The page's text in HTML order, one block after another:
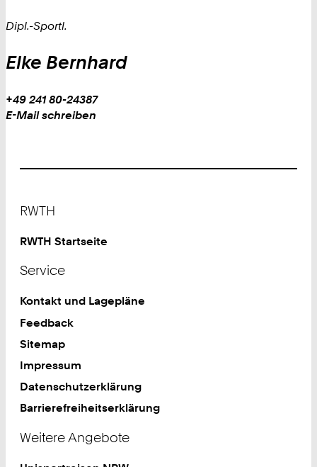
Dipl.-Sportl.
Elke Bernhard
Work
Telefon:
+
+49 241 80-24387
Work
E-Mail schreiben
RWTH
RWTH Startseite
Service
Kontakt und Lagepläne
Feedback
Sitemap
Impressum
Datenschutzerklärung
Barrierefreiheitserklärung
Weitere Angebote